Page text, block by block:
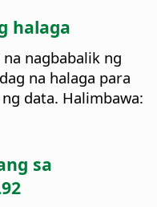
halaga
nagbabalik ng
na halaga para
data. Halimbawa:
sa